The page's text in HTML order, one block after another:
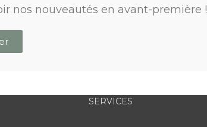
nos nouveautés en avant-première !
SERVICES